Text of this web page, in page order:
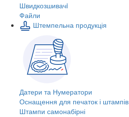
Швидкозшивачi
Файли
Штемпельна продукція
Датери та Нумератори
Оснащення для печаток і штампів
Штампи самонабірні